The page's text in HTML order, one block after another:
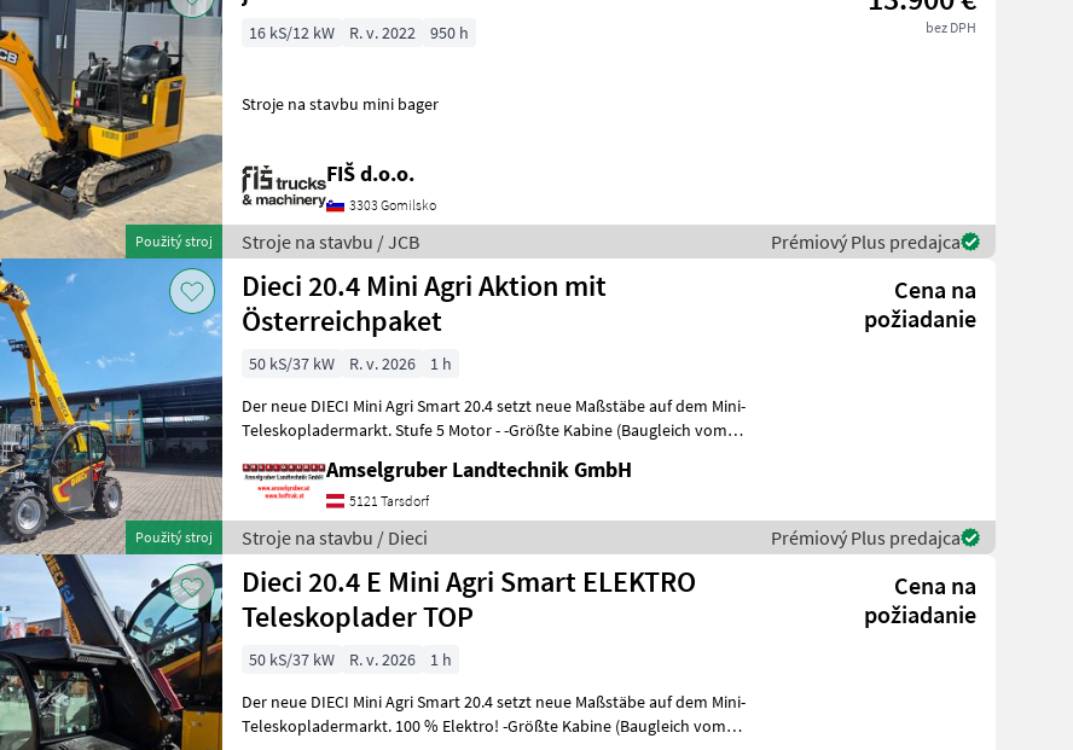
Použitý stroj
bez DPH
16 kS/12 kW R. v. 2022 950 h
Stroje na stavbu mini bager
FIŠ d.o.o.
3303 Gomilsko
Stroje na stavbu / JCB Prémiový Plus predajca
Použitý stroj
Dieci 20.4 Mini Agri Aktion mit
Österreichpaket
Cena na
požiadanie
50 kS/37 kW R. v. 2026
1 h
Der neue DIECI Mini Agri Smart 20.4 setzt neue Maßstäbe auf dem Mini-
Teleskopladermarkt. Stufe 5 Motor - -Größte Kabine (Baugleich vom
Amselgruber Landtechnik GmbH
5121 Tarsdorf
Stroje na stavbu / Dieci Prémiový Plus predajca
Dieci 20.4 E Mini Agri Smart ELEKTRO
Teleskoplader TOP
Cena na
požiadanie
50 kS/37 kW R. v. 2026
1 h
Der neue DIECI Mini Agri Smart 20.4 setzt neue Maßstäbe auf dem Mini-
Teleskopladermarkt. 100 % Elektro! -Größte Kabine (Baugleich vom